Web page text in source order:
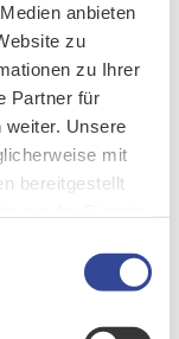
anbieten
zu
zu Ihrer
Partner für
weiter. Unsere
mit
bereitgestellt
von
denen
diese
zur Wahrung
Interessen
erfolgt.
gilt und
Rechte und
getroffen